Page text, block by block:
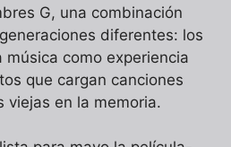
G, una combinación
diferentes: los
música como experiencia
que cargan canciones
viejas en la memoria.